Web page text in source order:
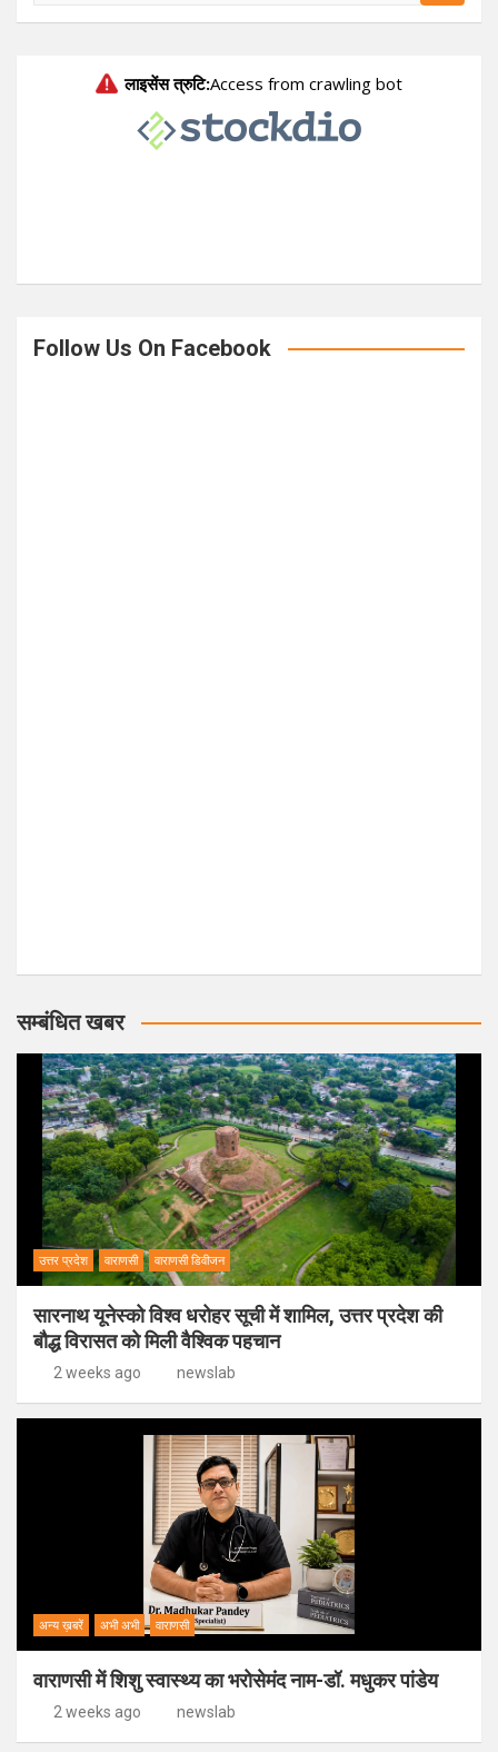
a
Follow Us On Facebook
सम्बंधित खबर
उत्तर प्रदेश वाराणसी वाराणसी डिवीजन
सारनाथ यूनेस्को विश्व धरोहर सूची में शामिल, उत्तर प्रदेश की
बौद्ध विरासत को मिली वैश्विक पहचान
2 weeks ago newslab
अन्य ख़बरें अभी अभी वाराणसी
वाराणसी में शिशु स्वास्थ्य का भरोसेमंद नाम-डॉ. मधुकर पांडेय
2 weeks ago newslab